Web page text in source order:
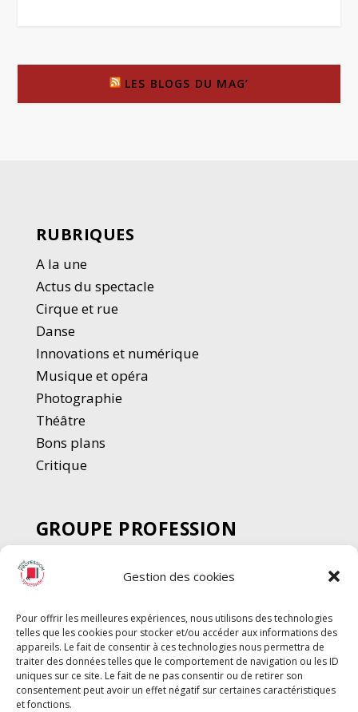
Gestion des cookies
Pour offrir les meilleures expériences, nous utilisons des technologies
telles que les cookies pour stocker et/ou accéder aux informations des
appareils. Le fait de consentir à ces technologies nous permettra de
traiter des données telles que le comportement de navigation ou les ID
uniques sur ce site. Le fait de ne pas consentir ou de retirer son
consentement peut avoir un effet négatif sur certaines caractéristiques
et fonctions.
LES BLOGS DU MAG’
RUBRIQUES
A la une
Actus du spectacle
Cirque et rue
Danse
Innovations et numérique
Musique et opéra
Photographie
Théâtre
Bons plans
Critique
GROUPE PROFESSION
SPECTACLE
Chèque Intermittents
Chèque Compta
Chèque Emploi Spectacle
G-Pods
Profession Audio-visuel